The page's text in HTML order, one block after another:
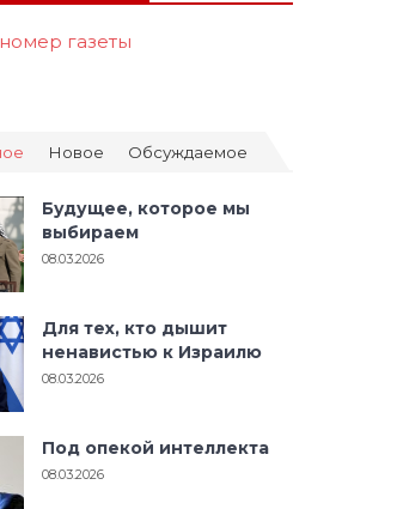
Новое Обсуждаемое
Будущее, которое мы
выбираем
08.03.2026
Для тех, кто дышит
ненавистью к Израилю
08.03.2026
Под опекой интеллекта
08.03.2026